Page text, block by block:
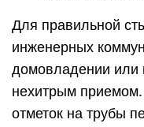
Для правильной
инженерных
домовладении или
нехитрым
отметок на трубы